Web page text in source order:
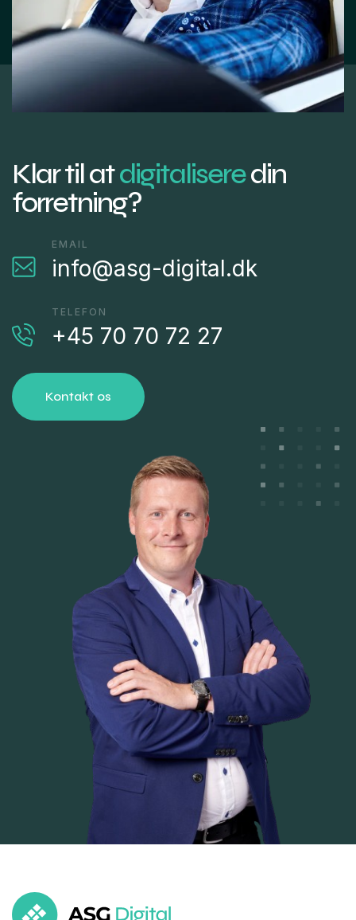
Klar til atdigitaliseredin
forretning?
EMAIL
info@asg-digital.dk
TELEFON
+45 70 70 72 27
Kontakt os